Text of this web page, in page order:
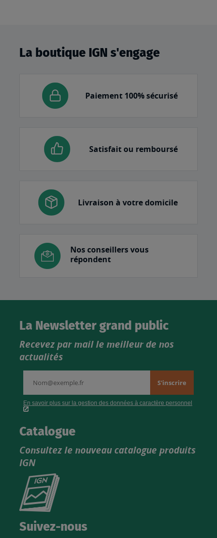
La boutique IGN s'engage
Paiement 100% sécurisé
Satisfait ou remboursé
Livraison à votre domicile
Nos conseillers vous
répondent
La Newsletter grand public
Recevez par mail le meilleur de nos
actualités
Catalogue
Consultez le nouveau catalogue produits
IGN
Consultez
catalogue
Suivez-nous